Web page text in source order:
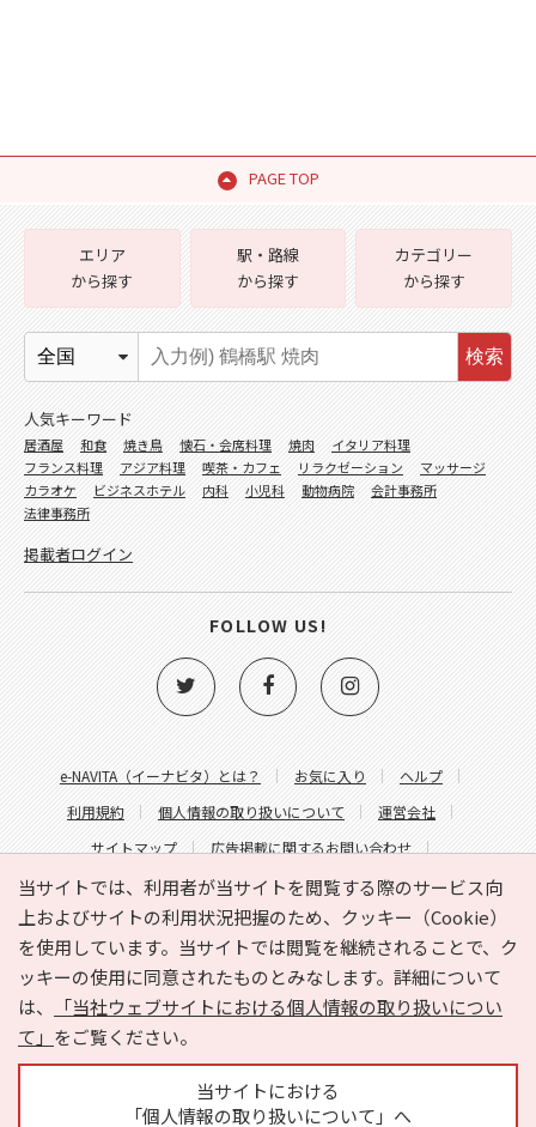
PAGE TOP
当サイトでは、利用者が当サイトを閲覧する際のサービス向
上およびサイトの利用状況把握のため、クッキー（Cookie）
を使用しています。当サイトでは閲覧を継続されることで、ク
ッキーの使用に同意されたものとみなします。詳細について
は、
「当社ウェブサイトにおける個人情報の取り扱いについ
て」 をご覧ください。
当サイトにおける
「個人情報の取り扱いについて」へ
e-NAVITA（イーナビタ）とは？ お気に入り
ヘルプ
利用規約
個人情報の取り扱いについて
運営会社
サイトマップ
広告掲載に関するお問い合わせ
サイトの内容に関するお問い合わせ
エリア
から探す
駅・路線
から探す
カテゴリー
から探す
検索
人気キーワード
居酒屋 和食 焼き鳥 懐石・会席料理 焼肉
イタリア料理
フランス料理
アジア料理 喫茶・カフェ リラクゼーション
マッサージ
カラオケ
ビジネスホテル 内科 小児科 動物病院
会計事務所
法律事務所
掲載者ログイン
FOLLOW US!
Copyright © HYOJITO.Co.,Ltd. All Rights Reserved.